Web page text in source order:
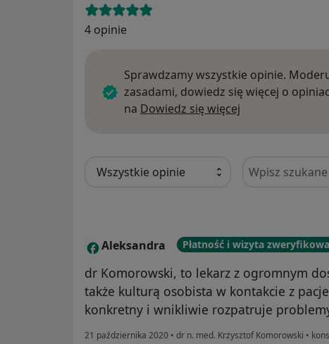
4 opinie
Sprawdzamy wszystkie opinie.
zasadami, dowiedz się więcej o
na Dowiedz się więcej
Szukaj w
A Aleksandra Płatność i wizyta
dr Komorowski, to lekarz z ogromnym
także kulturą osobista w kontakcie z
konkretny i wnikliwie rozpatruje
21 października 2020 • dr n. med. Krzysztof Komorowski •